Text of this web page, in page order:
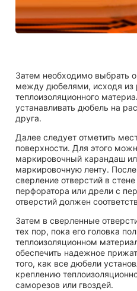
Затем необходимо выбрать
между дюбелями, исходя из
теплоизоляционного
устанавливать дюбель на
друга.
Далее следует отметить
поверхности. Для этого
маркировочный карандаш
маркировочную ленту. После
сверление отверстий в
перфоратора или дрели с
отверстий должен
Затем в сверленные
тех пор, пока его головка
теплоизоляционном
обеспечить надежное
того, как все дюбели
креплению
саморезов или гвоздей.